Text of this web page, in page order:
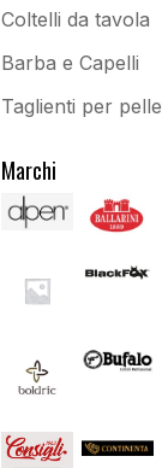
Coltelli da tavola
Barba e Capelli
Taglienti per
Marchi